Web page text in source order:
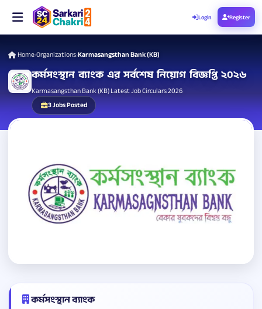
Login Register
Home›Organizations›Karmasangsthan Bank (KB)
কর্মসংস্থান ব্যাংক এর সর্বশেষ নিয়োগ বিজ্ঞপ্তি ২০২৬
Karmasangsthan Bank (KB) Latest Job Circulars 2026
3 Jobs Posted
কর্মসংস্থান ব্যাংক